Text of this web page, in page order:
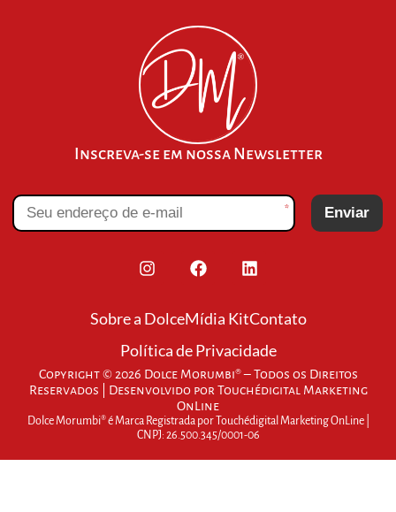
Inscreva-se em nossa Newsletter
* Enviar
Sobre a DolceMídia KitContato
Política de Privacidade
Copyright © 2026 Dolce Morumbi® – Todos os Direitos
Reservados | Desenvolvido por Touchédigital Marketing
OnLine
Dolce Morumbi® é Marca Registrada por Touchédigital Marketing OnLine |
CNPJ: 26.500.345/0001-06